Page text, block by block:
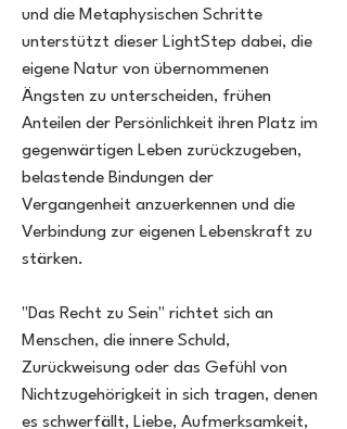
und die Metaphysischen Schritte
unterstützt dieser LightStep dabei, die
eigene Natur von übernommenen
Ängsten zu unterscheiden, frühen
Anteilen der Persönlichkeit ihren Platz im
gegenwärtigen Leben zurückzugeben,
belastende Bindungen der
Vergangenheit anzuerkennen und die
Verbindung zur eigenen Lebenskraft zu
stärken.
"Das Recht zu Sein" richtet sich an
Menschen, die innere Schuld,
Zurückweisung oder das Gefühl von
Nichtzugehörigkeit in sich tragen, denen
es schwerfällt, Liebe, Aufmerksamkeit,